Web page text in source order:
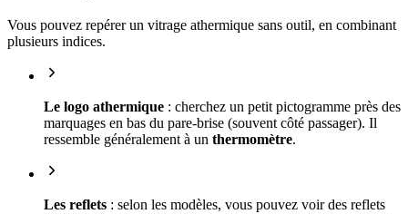
Vous pouvez repérer un vitrage athermique sans outil, en combinant
plusieurs indices.
Le logo athermique : cherchez un petit pictogramme près des
marquages en bas du pare-brise (souvent côté passager). Il
ressemble généralement à un thermomètre.
Les reflets : selon les modèles, vous pouvez voir des reflets